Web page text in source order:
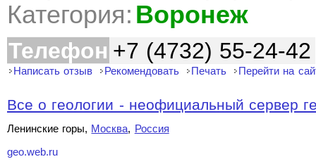
Категория: Воронеж
Телефон +7 (4732) 55-24-42
Написать отзыв Рекомендовать Печать Перейти на
Все о геологии - неофициальный сервер
Ленинские горы, Москва, Россия
geo.web.ru